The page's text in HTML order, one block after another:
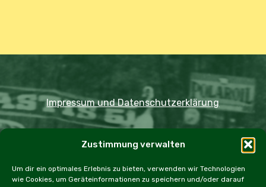
Zustimmung verwalten
Um dir ein optimales Erlebnis zu bieten, verwenden wir Technologien
wie Cookies, um Geräteinformationen zu speichern und/oder darauf
Impressum und Datenschutzerklärung
Home Ausfahrten Rallye
Events